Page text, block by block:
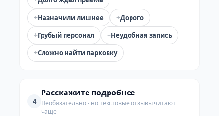
+Назначили лишнее +Дорого
+Грубый персонал +Неудобная запись
+Сложно найти парковку
4
Расскажите подробнее
Необязательно - но текстовые отзывы читают
чаще